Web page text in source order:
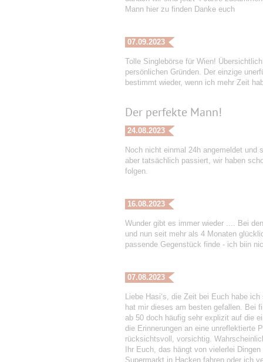
Mann hier zu finden Danke euch
07.09.2023
Tolle Singlebörse für Wien!
persönlichen Gründen. Der einzige
bestimmt wieder, wenn ich mehr Zeit
Der perfekte Mann!
24.08.2023
Noch nicht einmal 24h angemeldet und
aber tatsächlich passiert, wir haben
folgen.
16.08.2023
Wunder gibt es immer wieder .... Bei
und nun seit mehr als 4 Monaten
passende Gegenstück finde - ich biin
07.08.2023
Liebe Hasi‘s, die Zeit bei Euch habe
hat mir dieses am besten gefallen. Bei
ab 50 doch häufig sehr explizit auf die
die Erinnerungen an eine unreflektierte
rücksichtsvoll, vorsichtig.
Ihr Euch, das hängt von vielerlei
Supermarkt in Hacken fahren oder ich